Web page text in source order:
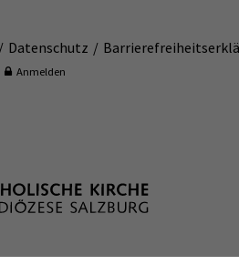
Datenschutz
Anmelden